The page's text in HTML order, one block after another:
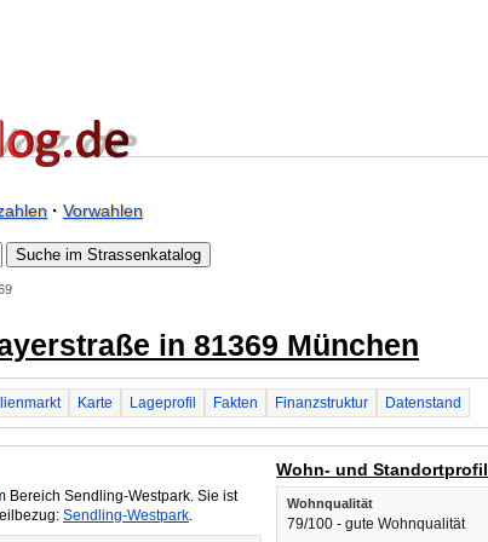
· Vorwahlen
in 81369 München
Karte Lageprofil Fakten Finanzstruktur Datenstand
Bereich Sendling-Westpark. Sie ist
Sendling-Westpark.
Wohn- und Standortprofil
Wohnqualität
79/100 - gute Wohnqualität